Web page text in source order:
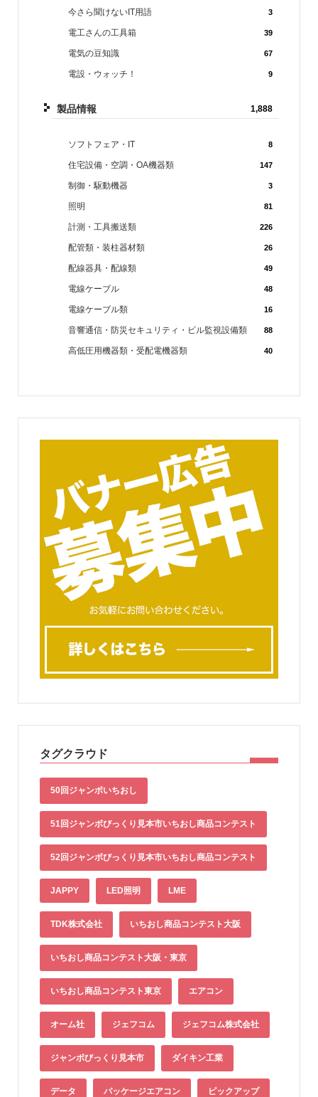
今さら聞けないIT用語 3
電工さんの工具箱 39
電気の豆知識 67
電設・ウォッチ！ 9
製品情報 1,888
ソフトフェア・IT 8
住宅設備・空調・OA機器類 147
制御・駆動機器 3
照明 81
計測・工具搬送類 226
配管類・装柱器材類 26
配線器具・配線類 49
電線ケーブル 48
電線ケーブル類 16
音響通信・防災セキュリティ・ビル監視設備類 88
高低圧用機器類・受配電機器類 40
タグクラウド
50回ジャンボいちおし
51回ジャンボびっくり見本市いちおし商品コンテスト
52回ジャンボびっくり見本市いちおし商品コンテスト
JAPPY LED照明 LME
TDK株式会社 いちおし商品コンテスト大阪
いちおし商品コンテスト大阪・東京
いちおし商品コンテスト東京 エアコン
オーム社 ジェフコム ジェフコム株式会社
ジャンボびっくり見本市 ダイキン工業
データ パッケージエアコン ピックアップ